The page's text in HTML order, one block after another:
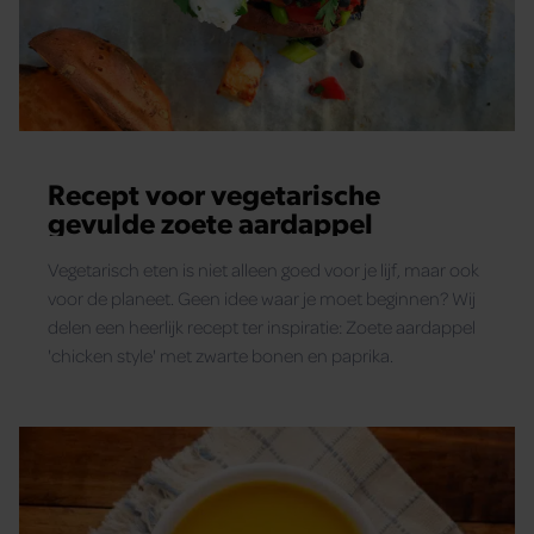
Recept voor vegetarische
gevulde zoete aardappel
Vegetarisch eten is niet alleen goed voor je lijf, maar ook
voor de planeet. Geen idee waar je moet beginnen? Wij
delen een heerlijk recept ter inspiratie: Zoete aardappel
'chicken style' met zwarte bonen en paprika.